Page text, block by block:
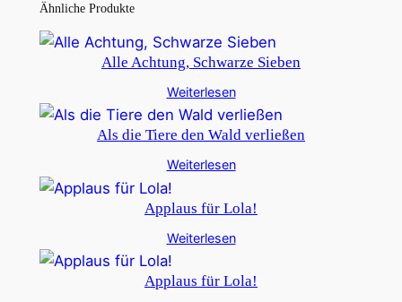
Ähnliche Produkte
Alle Achtung, Schwarze Sieben
Weiterlesen
Als die Tiere den Wald verließen
Weiterlesen
Applaus für Lola!
Weiterlesen
Applaus für Lola!